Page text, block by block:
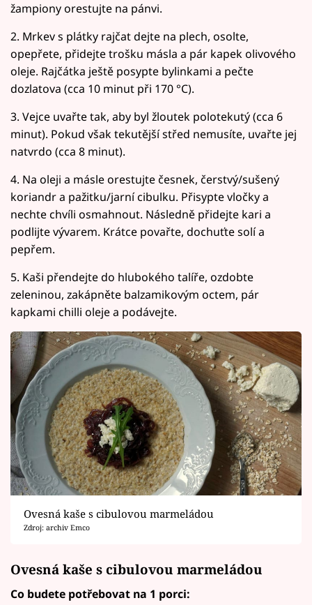
žampiony orestujte na pánvi.
2. Mrkev s plátky rajčat dejte na plech, osolte,
opepřete, přidejte trošku másla a pár kapek olivového
oleje. Rajčátka ještě posypte bylinkami a pečte
dozlatova (cca 10 minut při 170 °C).
3. Vejce uvařte tak, aby byl žloutek polotekutý (cca 6
minut). Pokud však tekutější střed nemusíte, uvařte jej
natvrdo (cca 8 minut).
4. Na oleji a másle orestujte česnek, čerstvý/sušený
koriandr a pažitku/jarní cibulku. Přisypte vločky a
nechte chvíli osmahnout. Následně přidejte kari a
podlijte vývarem. Krátce povařte, dochuťte solí a
pepřem.
5. Kaši přendejte do hlubokého talíře, ozdobte
zeleninou, zakápněte balzamikovým octem, pár
kapkami chilli oleje a podávejte.
Ovesná kaše s cibulovou marmeládou
Zdroj: archiv Emco
Ovesná kaše s cibulovou marmeládou
Co budete potřebovat na 1 porci: